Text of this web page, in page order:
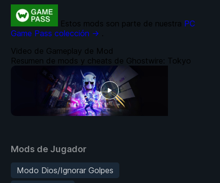
Mods de Jugador
Modo Dios/Ignorar Golpes
Video de Gameplay de Mod
Resumen de mods y cheats de Ghostwire: Tokyo
Estos mods son parte de nuestra PC
Game Pass colección → .